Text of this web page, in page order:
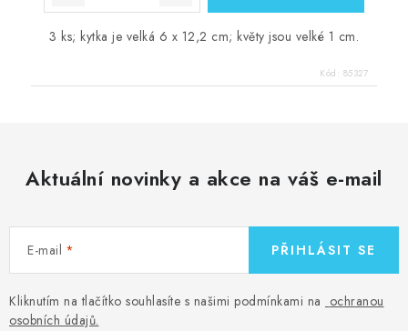
3 ks; kytka je velká 6 x 12,2 cm; květy jsou velké 1 cm.
Kód: 85327
Aktuální novinky a akce na váš e-mail
E-mail
Kliknutím na tlačítko souhlasíte s našimi podmínkami na ochranou
osobních údajů.
PŘIHLÁSIT SE